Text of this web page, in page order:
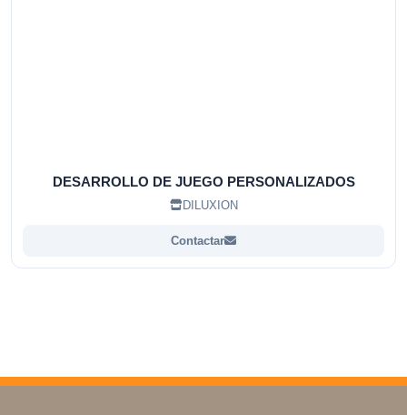
DESARROLLO DE JUEGO PERSONALIZADOS
DILUXION
Contactar